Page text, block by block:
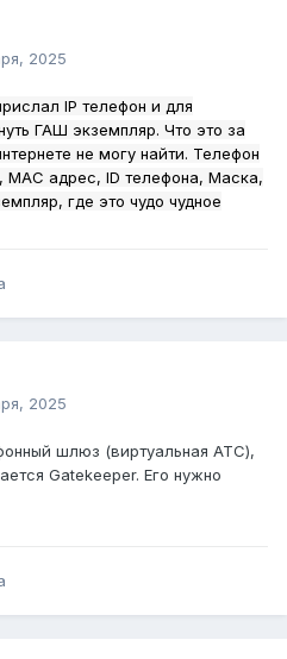
2025
IP телефон и для
ГАШ экземпляр. Что это за
не могу найти. Телефон
МАС адрес, ID телефона, Маска,
где это чудо чудное
2025
шлюз (виртуальная АТС),
Gatekeeper. Его нужно